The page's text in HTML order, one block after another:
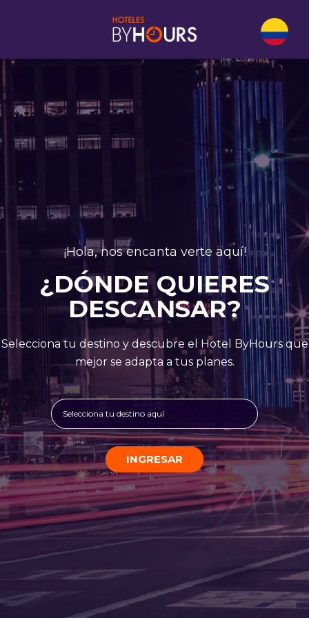
¡Hola, nos encanta verte aquí!
¿DÓNDE QUIERES
DESCANSAR?
Selecciona tu destino y descubre el Hotel ByHours que
mejor se adapta a tus planes.
Selecciona tu destino aquí
INGRESAR